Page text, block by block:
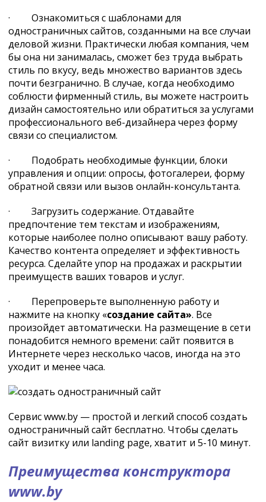
· Ознакомиться с шаблонами для
одностраничных сайтов, созданными на все случаи
деловой жизни. Практически любая компания, чем
бы она ни занималась, сможет без труда выбрать
стиль по вкусу, ведь множество вариантов здесь
почти безгранично. В случае, когда необходимо
соблюсти фирменный стиль, вы можете настроить
дизайн самостоятельно или обратиться за услугами
профессионального веб-дизайнера через форму
связи со специалистом.
· Подобрать необходимые функции, блоки
управления и опции: опросы, фотогалереи, форму
обратной связи или вызов онлайн-консультанта.
· Загрузить содержание. Отдавайте
предпочтение тем текстам и изображениям,
которые наиболее полно описывают вашу работу.
Качество контента определяет и эффективность
ресурса. Сделайте упор на продажах и раскрытии
преимуществ ваших товаров и услуг.
· Перепроверьте выполненную работу и
нажмите на кнопку «создание сайта». Все
произойдет автоматически. На размещение в сети
понадобится немного времени: сайт появится в
Интернете через несколько часов, иногда на это
уходит и менее часа.
Сервис www.by — простой и легкий способ создать
одностраничный сайт бесплатно. Чтобы сделать
сайт визитку или landing page, хватит и 5-10 минут.
Преимущества конструктора
www.by